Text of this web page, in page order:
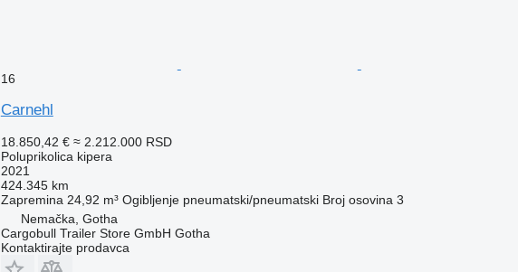
16
Carnehl
18.850,42 € ≈ 2.212.000 RSD
Poluprikolica kipera
2021
424.345 km
Zapremina 24,92 m³ Ogibljenje pneumatski/pneumatski Broj osovina 3
Nemačka, Gotha
Cargobull Trailer Store GmbH Gotha
Kontaktirajte prodavca